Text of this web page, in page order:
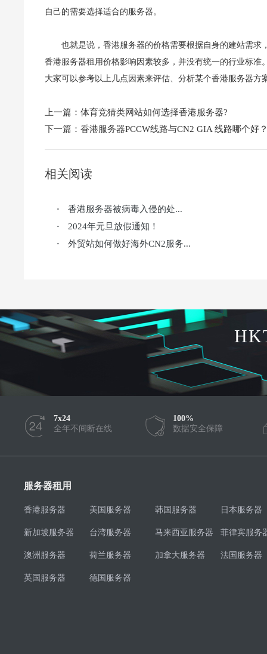
自己的需要选择适合的服务器。
也就是说，香港服务器的价格需要根据自身的建站需
香港服务器租用价格影响因素较多，并没有统一的行业标
大家可以参考以上几点因素来评估、分析某个香港服务器方
上一篇： 体育竞猜类网站如何选择香港服务器?
下一篇： 香港服务器PCCW线路与CN2 GIA 线路哪个好
相关阅读
· 香港服务器被病毒入侵的处...
· 2024年元旦放假通知！
· 外贸站如何做好海外CN2服务...
7x24
全年不间断在线
100%
数据安全保障
服务器租用
香港服务器 美国服务器 韩国服务器 日本服务器
新加坡服务器 台湾服务器 马来西亚服务器 菲律宾服务
澳洲服务器 荷兰服务器 加拿大服务器 法国服务器
英国服务器 德国服务器